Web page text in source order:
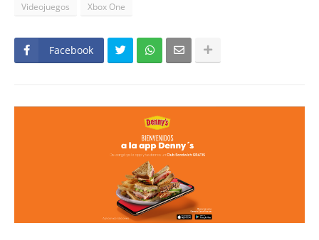
Videojuegos
Xbox One
Facebook